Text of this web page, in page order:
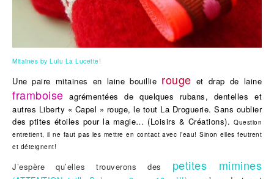
Mitaines by Lulu La Lucette!
Une paire mitaines en laine bouillie rouge et drap de laine
framboise agrémentées de quelques rubans, dentelles et
autres Liberty « Capel » rouge, le tout La Droguerie. Sans oublier
des ptites étoiles pour la magie… (Loisirs & Créations). Question
entretient, il ne faut pas les mettre en contact avec l’eau! Sinon elles feutrent
et déteignent!
J’espère qu’elles trouverons des petites mimines